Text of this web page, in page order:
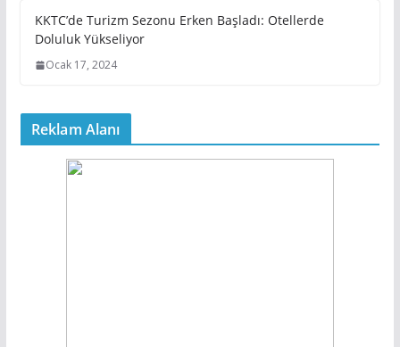
KKTC’de Turizm Sezonu Erken Başladı: Otellerde
Doluluk Yükseliyor
Ocak 17, 2024
Reklam Alanı